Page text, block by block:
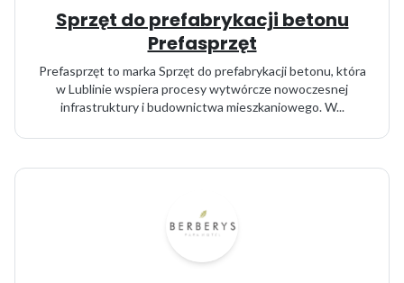
Sprzęt do prefabrykacji betonu
Prefasprzęt
Prefasprzęt to marka Sprzęt do prefabrykacji betonu, która
w Lublinie wspiera procesy wytwórcze nowoczesnej
infrastruktury i budownictwa mieszkaniowego. W...